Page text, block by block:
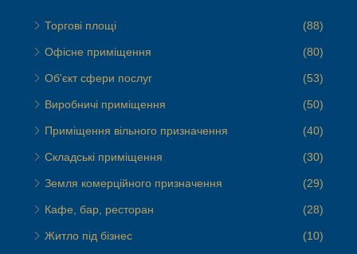
Торгові площі (88)
Офісне приміщення (80)
Об'єкт сфери послуг (53)
Виробничі приміщення (50)
Приміщення вільного призначення (40)
Складські приміщення (30)
Земля комерційного призначення (29)
Кафе, бар, ресторан (28)
Житло під бізнес (10)